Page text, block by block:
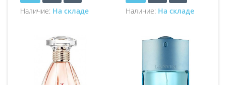
Наличие: На складе Наличие: На складе